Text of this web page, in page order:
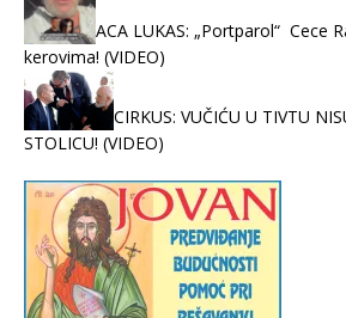
ACA LUKAS: „Portparol“ Cece
kerovima! (VIDEO)
CIRKUS: VUČIĆU U TIVTU
STOLICU! (VIDEO)